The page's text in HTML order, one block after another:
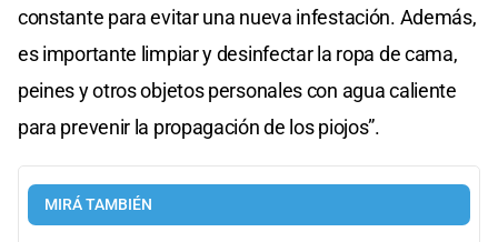
constante para evitar una nueva infestación. Además,
es importante limpiar y desinfectar la ropa de cama,
peines y otros objetos personales con agua caliente
para prevenir la propagación de los piojos”.
MIRÁ TAMBIÉN